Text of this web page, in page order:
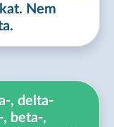
Nem
, delta-
beta-,